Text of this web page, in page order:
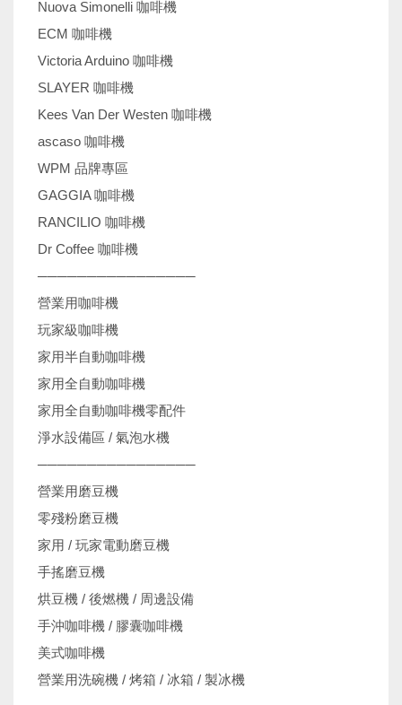
Nuova Simonelli 咖啡機
ECM 咖啡機
Victoria Arduino 咖啡機
SLAYER 咖啡機
Kees Van Der Westen 咖啡機
ascaso 咖啡機
WPM 品牌專區
GAGGIA 咖啡機
RANCILIO 咖啡機
Dr Coffee 咖啡機
────────────────
營業用咖啡機
玩家級咖啡機
家用半自動咖啡機
家用全自動咖啡機
家用全自動咖啡機零配件
淨水設備區 / 氣泡水機
────────────────
營業用磨豆機
零殘粉磨豆機
家用 / 玩家電動磨豆機
手搖磨豆機
烘豆機 / 後燃機 / 周邊設備
手沖咖啡機 / 膠囊咖啡機
美式咖啡機
營業用洗碗機 / 烤箱 / 冰箱 / 製冰機